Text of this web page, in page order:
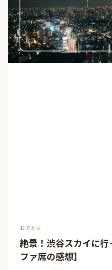
おでかけ
絶景！渋谷スカイに
ファ席の感想】